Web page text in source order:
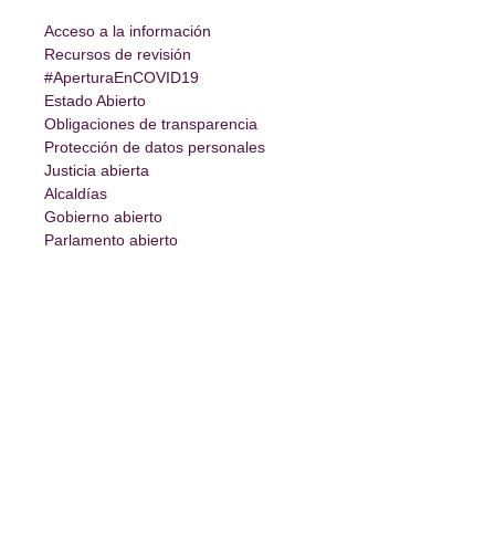
Acceso a la información
Recursos de revisión
#AperturaEnCOVID19
Estado Abierto
Obligaciones de transparencia
Protección de datos personales
Justicia abierta
Alcaldías
Gobierno abierto
Parlamento abierto